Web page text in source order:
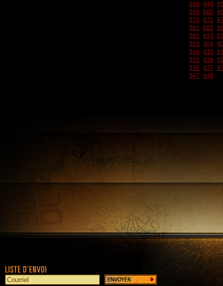
848 849
859 860
870 871
881 882
892 893
903 904
914 915
925 926
936 937
947 948